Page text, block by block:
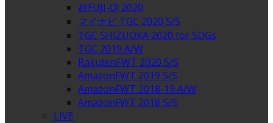
超FUJI-Q! 2020
マイナビ TGC 2020 S/S
TGC SHIZUOKA 2020 for SDGs
TGC 2019 A/W
RakutenFWT 2020 S/S
AmazonFWT 2019 S/S
AmazonFWT 2018-19 A/W
AmazonFWT 2018 S/S
LIVE